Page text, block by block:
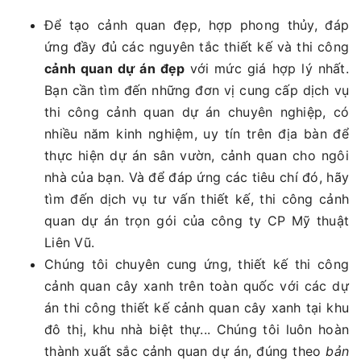
Để tạo cảnh quan đẹp, hợp phong thủy, đáp
ứng đầy đủ các nguyên tắc thiết kế và thi công
cảnh quan dự án đẹp với mức giá hợp lý nhất.
Bạn cần tìm đến những đơn vị cung cấp dịch vụ
thi công cảnh quan dự án chuyên nghiệp, có
nhiều năm kinh nghiệm, uy tín trên địa bàn để
thực hiện dự án sân vườn, cảnh quan cho ngôi
nhà của bạn. Và để đáp ứng các tiêu chí đó, hãy
tìm đến dịch vụ tư vấn thiết kế, thi công cảnh
quan dự án trọn gói của công ty CP Mỹ thuật
Liên Vũ.
Chúng tôi chuyên cung ứng, thiết kế thi công
cảnh quan cây xanh trên toàn quốc với các dự
án thi công thiết kế cảnh quan cây xanh tại khu
đô thị, khu nhà biệt thự... Chúng tôi luôn hoàn
thành xuất sắc cảnh quan dự án, đúng theobản